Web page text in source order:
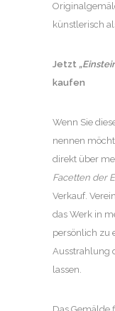
künstlerisch
Jetzt
kaufen
Wenn Sie
nennen
direkt über
Facetten der
Verkauf.
das Werk in
persönlich zu
Ausstrahlung
lassen.